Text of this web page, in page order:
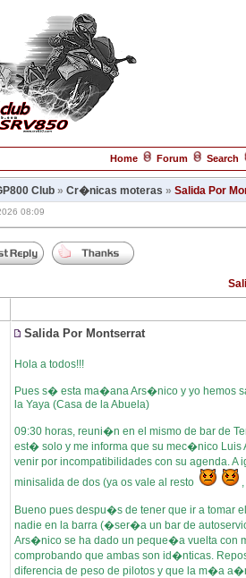
Home Forum Search
Club » Cr�nicas moteras » Salida Por
08:09
Salida Por Montserrat
Hola a todos!!!
Pues s� esta ma�ana Ars�nico y yo hemos
la Yaya (Casa de la Abuela)
09:30 horas, reuni�n en el mismo de bar de
est� solo y me informa que su mec�nico Luis
venir por incompatibilidades con su agenda.
minisalida de dos (ya os vale al resto
Bueno pues despu�s de tener que ir a tomar
nadie en la barra (�ser�a un bar de
Ars�nico se ha dado un peque�a vuelta con
comprobando que ambas son id�nticas.
diferencia de peso de pilotos y que la m�a